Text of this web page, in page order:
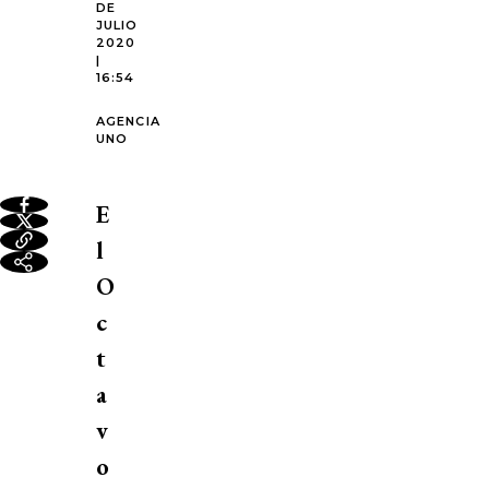
DE
JULIO
2020
|
16:54
AGENCIA
UNO
E
l
O
c
t
a
v
o